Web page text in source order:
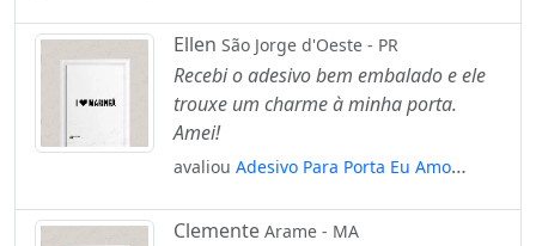
Ellen São Jorge d'Oeste - PR
Recebi o adesivo bem embalado e ele
trouxe um charme à minha porta.
Amei!
avaliou Adesivo Para Porta Eu Amo
Clemente Arame - MA